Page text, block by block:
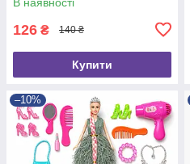
126 ₴ 140 ₴
Купити
–10%